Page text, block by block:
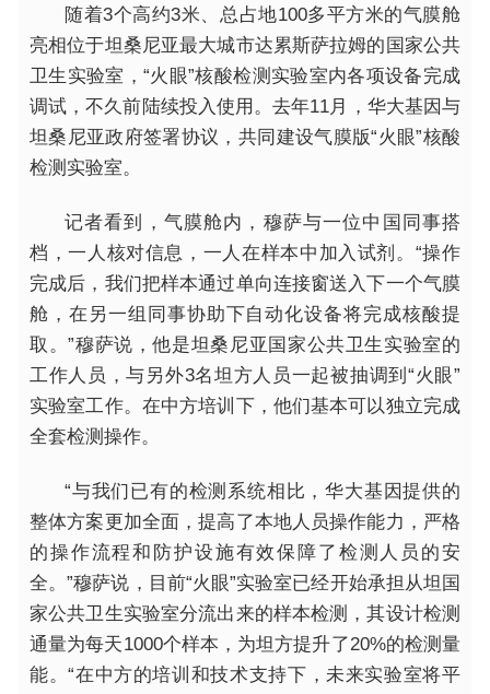
随着3个高约3米、总占地100多平方米的气膜舱
亮相位于坦桑尼亚最大城市达累斯萨拉姆的国家公共
卫生实验室，“火眼”核酸检测实验室内各项设备完成
调试，不久前陆续投入使用。去年11月，华大基因与
坦桑尼亚政府签署协议，共同建设气膜版“火眼”核酸
检测实验室。
记者看到，气膜舱内，穆萨与一位中国同事搭
档，一人核对信息，一人在样本中加入试剂。“操作
完成后，我们把样本通过单向连接窗送入下一个气膜
舱，在另一组同事协助下自动化设备将完成核酸提
取。”穆萨说，他是坦桑尼亚国家公共卫生实验室的
工作人员，与另外3名坦方人员一起被抽调到“火眼”
实验室工作。在中方培训下，他们基本可以独立完成
全套检测操作。
“与我们已有的检测系统相比，华大基因提供的
整体方案更加全面，提高了本地人员操作能力，严格
的操作流程和防护设施有效保障了检测人员的安
全。”穆萨说，目前“火眼”实验室已经开始承担从坦国
家公共卫生实验室分流出来的样本检测，其设计检测
通量为每天1000个样本，为坦方提升了20%的检测量
能。“在中方的培训和技术支持下，未来实验室将平